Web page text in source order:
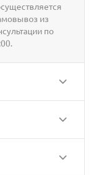
из
по